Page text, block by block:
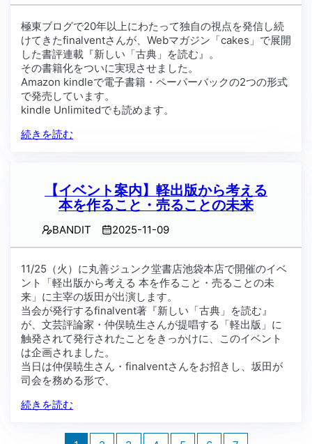
極東ブログで20年以上にわたって独自の視点を発信し続
けてきたfinalventさんが、Webマガジン「cakes」で展開
した書評連載『新しい「古典」を読む』。
その書籍化をついに実現させました。
Amazon kindleで電子書籍・ペーパーバックの2つの形式
で発売しています。
kindle Unlimitedでも読めます。
続きを読む
【イベント案内】軽出版から考える
本を作ること・売ることの未来
BANDIT 2025-11-09
11/25（火）に丸善ジュンク堂書店池袋本店で開催のイベ
ント「軽出版から考える 本を作ること・売ることの未
来」に主宰の坂田が出演します。
当会が発行するfinalvent著『新しい「古典」を読む』
が、文芸評論家・仲俣暁生さんが提唱する「軽出版」に
触発されて発行されたことをきっかけに、このイベント
は企画されました。
当日は仲俣暁生さん・finalventさんをお招きし、坂田が
司会を務める形で、
続きを読む